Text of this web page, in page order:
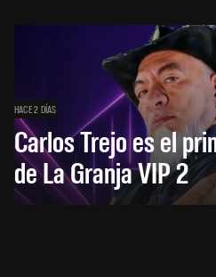
HACE 2 DÍAS
Carlos Trejo es el
de La Granja VIP 2